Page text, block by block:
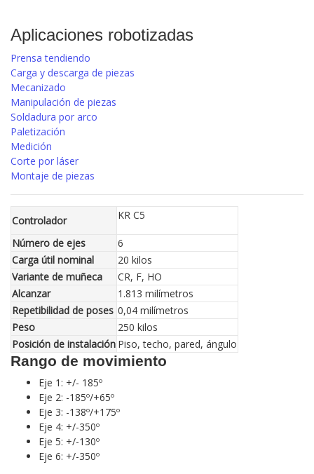
Aplicaciones robotizadas
Prensa tendiendo
Carga y descarga de piezas
Mecanizado
Manipulación de piezas
Soldadura por arco
Paletización
Medición
Corte por láser
Montaje de piezas
Controlador KR C5
Número de ejes
6
Carga útil nominal
20 kilos
Variante de muñeca
CR, F, HO
Alcanzar
1.813 milímetros
Repetibilidad de poses 0,04 milímetros
Peso
250 kilos
Posición de instalación Piso, techo, pared, ángulo
Rango de movimiento
Eje 1: +/- 185º
Eje 2: -185º/+65º
Eje 3: -138º/+175º
Eje 4: +/-350º
Eje 5: +/-130º
Eje 6: +/-350º